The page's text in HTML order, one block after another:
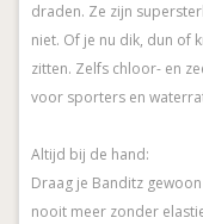
draden. Ze zijn
niet. Of je nu dik, dun of
zitten. Zelfs chloor- en
voor sporters en
Altijd bij de hand:
Draag je Banditz
nooit meer zonder